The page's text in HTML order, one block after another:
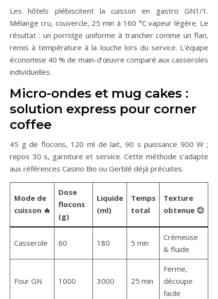
Les hôtels plébiscitent la cuisson en gastro GN1/1.
Mélange cru, couvercle, 25 min à 160 °C vapeur légère. Le
résultat : un porridge uniforme à trancher comme un flan,
remis à température à la louche lors du service. L’équipe
économise 40 % de main-d’œuvre comparé aux casseroles
individuelles.
Micro-ondes et mug cakes :
solution express pour corner
coffee
45 g de flocons, 120 ml de lait, 90 s puissance 900 W ;
repos 30 s, garniture et service. Cette méthode s’adapte
aux références Casino Bio ou Gerblé déjà précuites.
Mode de
cuisson 🔥
Dose
flocons
(g)
Liquide
(ml)
Temps
total
Texture
obtenue 😊
Casserole 60 180 5 min
Crémeuse
& fluide
Four GN 1000 3000 25 min
Ferme,
découpe
facile